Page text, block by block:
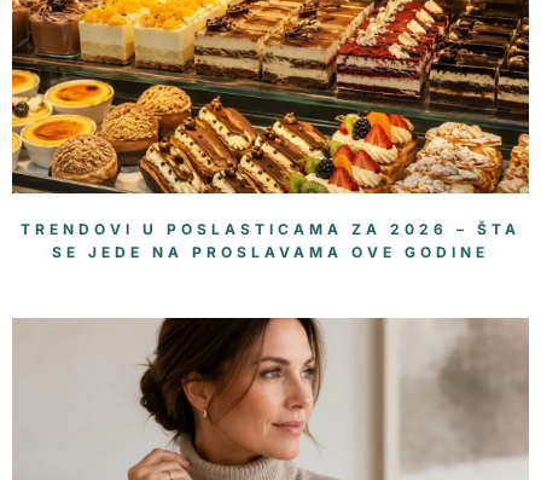
TRENDOVI U POSLASTICAMA ZA 2026 – ŠTA
SE JEDE NA PROSLAVAMA OVE GODINE